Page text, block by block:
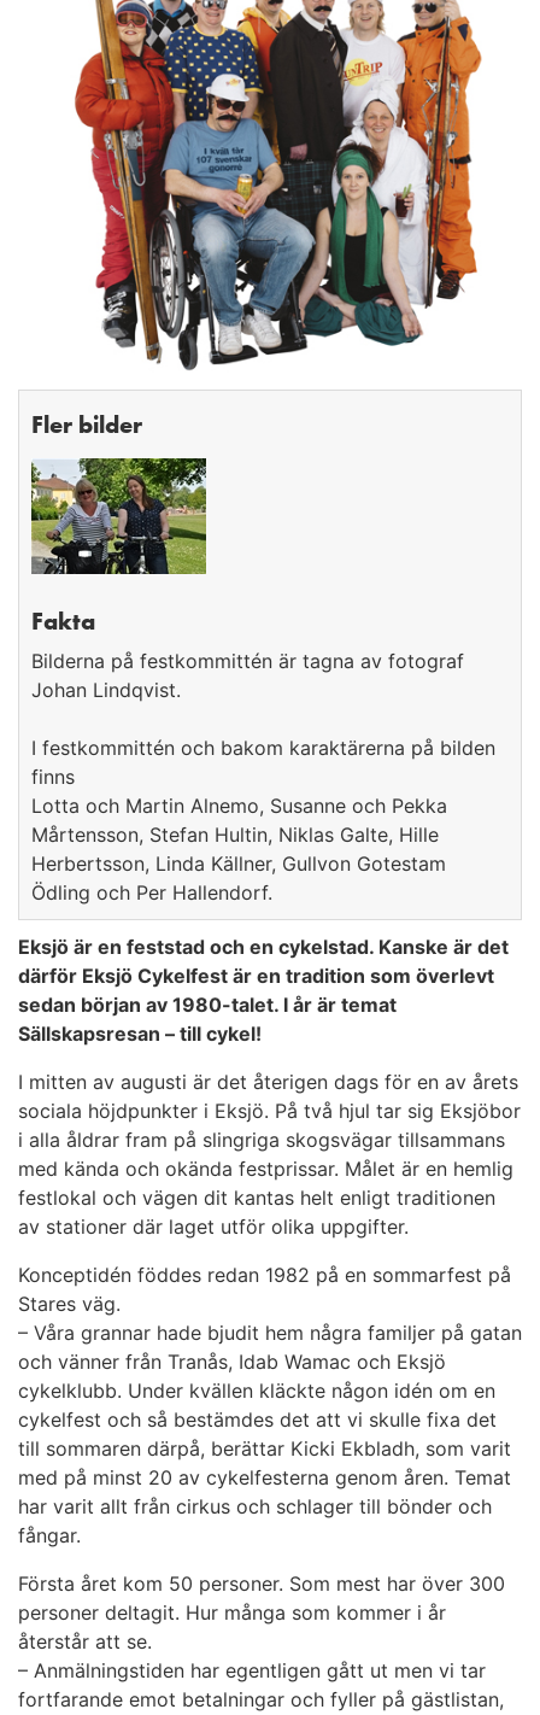
Fler bilder
Fakta
Bilderna på festkommittén är tagna av fotograf
Johan Lindqvist.
I festkommittén och bakom karaktärerna på bilden
finns
Lotta och Martin Alnemo, Susanne och Pekka
Mårtensson, Stefan Hultin, Niklas Galte, Hille
Herbertsson, Linda Källner, Gullvon Gotestam
Ödling och Per Hallendorf.
Eksjö är en feststad och en cykelstad. Kanske är det
därför Eksjö Cykelfest är en tradition som överlevt
sedan början av 1980-talet. I år är temat
Sällskapsresan – till cykel!
I mitten av augusti är det återigen dags för en av årets
sociala höjdpunkter i Eksjö. På två hjul tar sig Eksjöbor
i alla åldrar fram på slingriga skogsvägar tillsammans
med kända och okända festprissar. Målet är en hemlig
festlokal och vägen dit kantas helt enligt traditionen
av stationer där laget utför olika uppgifter.
Konceptidén föddes redan 1982 på en sommarfest på
Stares väg.
– Våra grannar hade bjudit hem några familjer på gatan
och vänner från Tranås, Idab Wamac och Eksjö
cykelklubb. Under kvällen kläckte någon idén om en
cykelfest och så bestämdes det att vi skulle fixa det
till sommaren därpå, berättar Kicki Ekbladh, som varit
med på minst 20 av cykelfesterna genom åren. Temat
har varit allt från cirkus och schlager till bönder och
fångar.
Första året kom 50 personer. Som mest har över 300
personer deltagit. Hur många som kommer i år
återstår att se.
– Anmälningstiden har egentligen gått ut men vi tar
fortfarande emot betalningar och fyller på gästlistan,